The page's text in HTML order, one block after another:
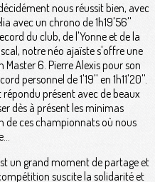
nous réussit bien, avec
avec un chrono de 1h19'56''
du club, de l'Yonne et de la
notre néo ajaïste s'offre une
Master 6. Pierre Alexis pour son
personnel de 1'19'' en 1h11'20''.
présent avec de beaux
dès à présent les minimas
ces championnats où nous
un grand moment de partage et
suscite la solidarité et